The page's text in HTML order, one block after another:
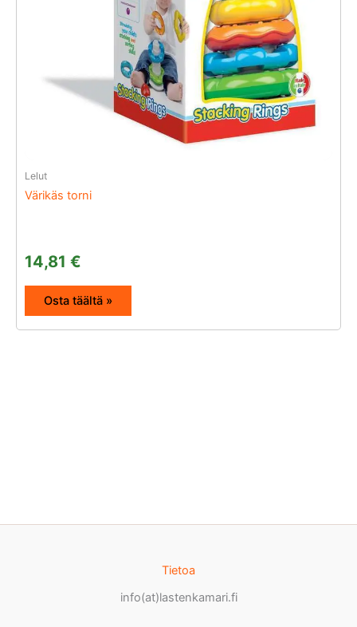
Lelut
Värikäs torni
14,81 €
Osta täältä »
Tietoa
info(at)lastenkamari.fi